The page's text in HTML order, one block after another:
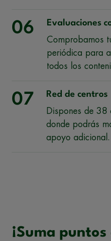
06
Evaluaciones
Comprobamos
periódica para
todos los
07
Red de centros
Dispones de 38
donde podrás
apoyo adicional.
¡Suma